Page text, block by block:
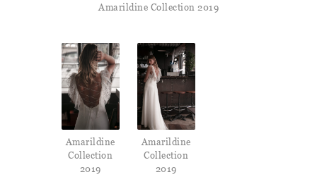
Amarildine Collection 2019
Amarildine
Collection
2019
Amarildine
Collection
2019